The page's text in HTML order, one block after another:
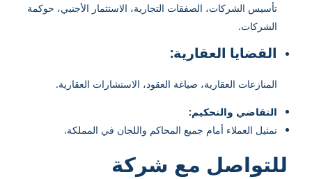
تأسيس الشركات، الصفقات التجارية، الاستثمار الأجنبي، حوكمة
الشركات.
القضايا العقارية:
المنازعات العقارية، صياغة العقود، الاستشارات العقارية.
التقاضي والتحكيم:
تمثيل العملاء أمام جميع المحاكم واللجان في المملكة.
للتواصل مع شركة